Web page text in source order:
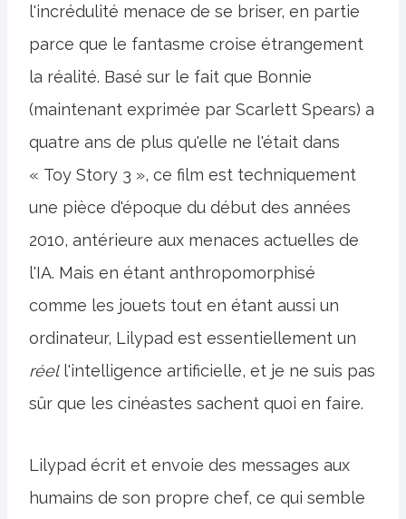
l'incrédulité menace de se briser, en partie
parce que le fantasme croise étrangement
la réalité. Basé sur le fait que Bonnie
(maintenant exprimée par Scarlett Spears) a
quatre ans de plus qu'elle ne l'était dans
« Toy Story 3 », ce film est techniquement
une pièce d'époque du début des années
2010, antérieure aux menaces actuelles de
l'IA. Mais en étant anthropomorphisé
comme les jouets tout en étant aussi un
ordinateur, Lilypad est essentiellement un
réell'intelligence artificielle, et je ne suis pas
sûr que les cinéastes sachent quoi en faire.
Lilypad écrit et envoie des messages aux
humains de son propre chef, ce qui semble